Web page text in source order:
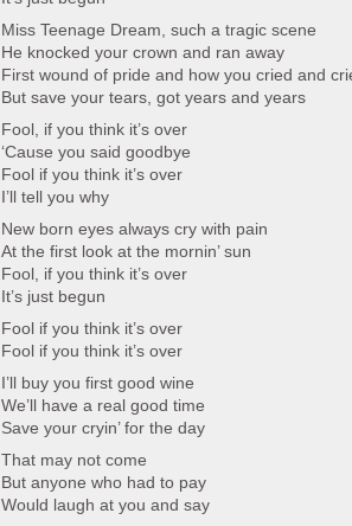
Miss Teenage Dream, such a tragic scene
He knocked your crown and ran away
First wound of pride and how you cried and
But save your tears, got years and years
Fool, if you think it’s over
‘Cause you said goodbye
Fool if you think it’s over
I’ll tell you why
New born eyes always cry with pain
At the first look at the mornin’ sun
Fool, if you think it’s over
It’s just begun
Fool if you think it’s over
Fool if you think it’s over
I’ll buy you first good wine
We’ll have a real good time
Save your cryin’ for the day
That may not come
But anyone who had to pay
Would laugh at you and say